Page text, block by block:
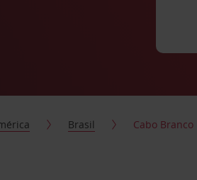
Brasil Cabo Branco